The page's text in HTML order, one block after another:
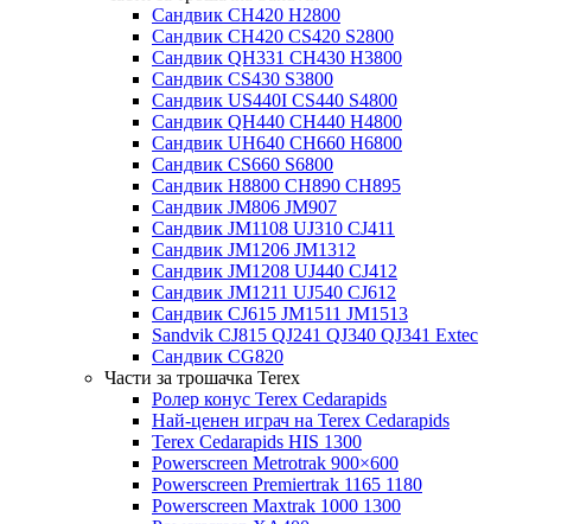
Сандвик CH420 H2800
Сандвик CH420 CS420 S2800
Сандвик QH331 CH430 H3800
Сандвик CS430 S3800
Сандвик US440I CS440 S4800
Сандвик QH440 CH440 H4800
Сандвик UH640 CH660 H6800
Сандвик CS660 S6800
Сандвик H8800 CH890 CH895
Сандвик JM806 JM907
Сандвик JM1108 UJ310 CJ411
Сандвик JM1206 JM1312
Сандвик JM1208 UJ440 CJ412
Сандвик JM1211 UJ540 CJ612
Сандвик CJ615 JM1511 JM1513
Sandvik CJ815 QJ241 QJ340 QJ341 Extec
Сандвик CG820
Части за трошачка Terex
Ролер конус Terex Cedarapids
Най-ценен играч на Terex Cedarapids
Terex Cedarapids HIS 1300
Powerscreen Metrotrak 900×600
Powerscreen Premiertrak 1165 1180
Powerscreen Maxtrak 1000 1300